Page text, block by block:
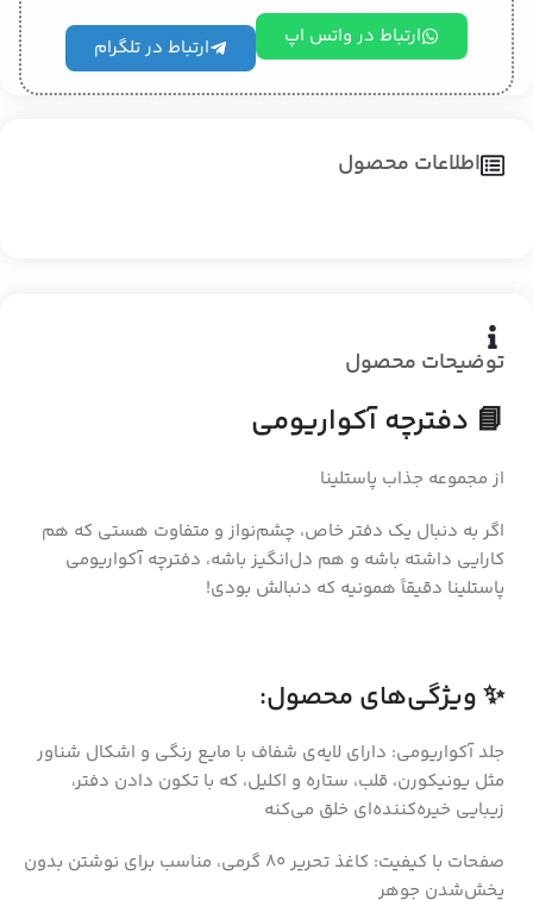
ارتباط در واتس اپ ارتباط در تلگرام
توضیحات محصول
📘 دفترچه آکواریومی
از مجموعه جذاب پاستلینا
اگر به دنبال یک دفتر خاص، چشم‌نواز و متفاوت هستی که هم
کارایی داشته باشه و هم دل‌انگیز باشه، دفترچه آکواریومی
پاستلینا دقیقاً همونیه که دنبالش بودی!
✨ ویژگی‌های محصول:
جلد آکواریومی: دارای لایه‌ی شفاف با مایع رنگی و اشکال شناور
مثل یونیکورن، قلب، ستاره و اکلیل، که با تکون دادن دفتر،
زیبایی خیره‌کننده‌ای خلق می‌کنه
صفحات با کیفیت: کاغذ تحریر ۸۰ گرمی، مناسب برای نوشتن بدون
پخش‌شدن جوهر
اطلاعات محصول